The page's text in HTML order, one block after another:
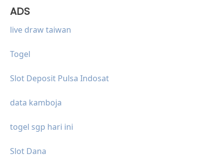
ADS
live draw taiwan
Togel
Slot Deposit Pulsa Indosat
data kamboja
togel sgp hari ini
Slot Dana